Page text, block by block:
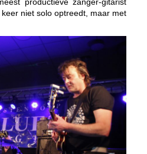
niet solo optreedt, maar met